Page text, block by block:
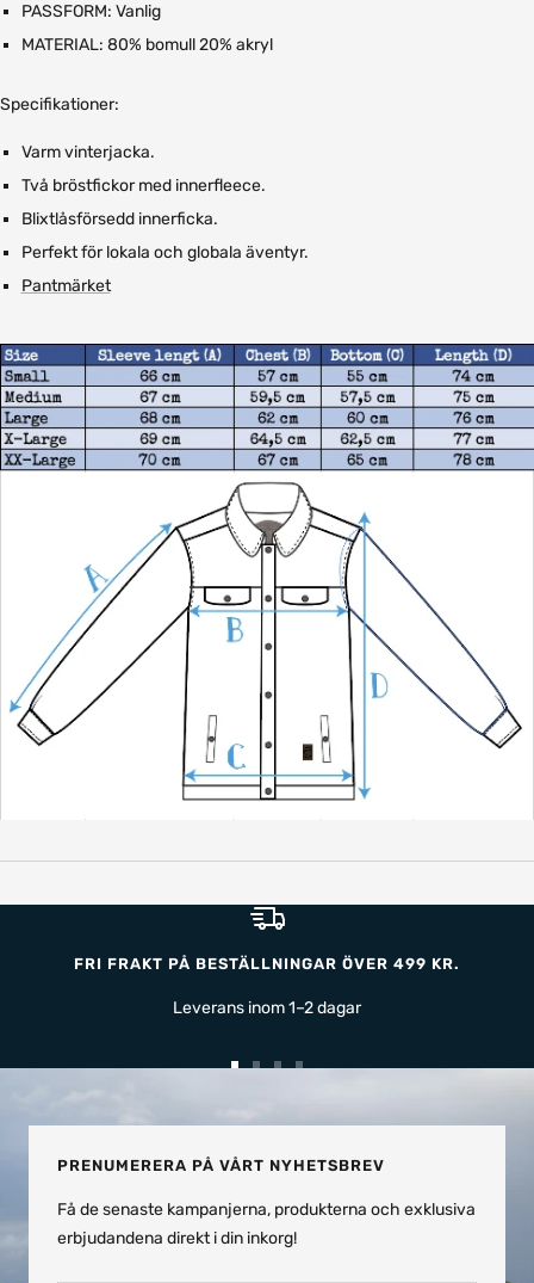
PASSFORM: Vanlig
MATERIAL: 80% bomull 20% akryl
Specifikationer:
Varm vinterjacka.
Två bröstfickor med innerfleece.
Blixtlåsförsedd innerficka.
Perfekt för lokala och globala äventyr.
Pantmärket
FRI FRAKT PÅ BESTÄLLNINGAR ÖVER 499 KR.
Leverans inom 1–2 dagar
1
2 3 4
PRENUMERERA PÅ VÅRT NYHETSBREV
Få de senaste kampanjerna, produkterna och exklusiva
erbjudandena direkt i din inkorg!